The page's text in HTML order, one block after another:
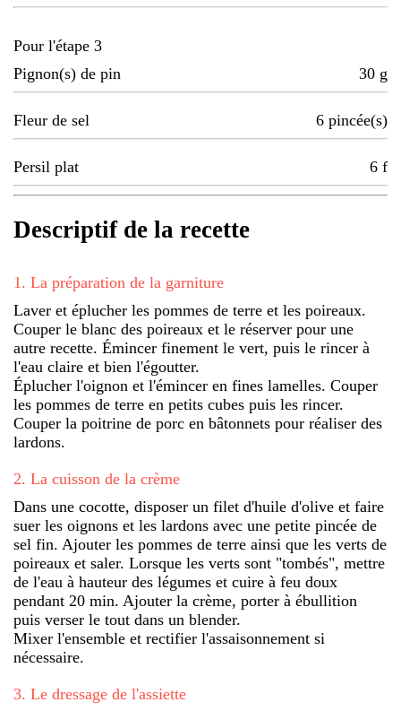
Pour l'étape 3
Pignon(s) de pin
30 g
Fleur de sel 6 pincée(s)
Persil plat 6 f
Descriptif de la recette
1 . La préparation de la garniture
Laver et éplucher les pommes de terre et les poireaux.
Couper le blanc des poireaux et le réserver pour une
autre recette. Émincer finement le vert, puis le rincer à
l'eau claire et bien l'égoutter.
Éplucher l'oignon et l'émincer en fines lamelles. Couper
les pommes de terre en petits cubes puis les rincer.
Couper la poitrine de porc en bâtonnets pour réaliser des
lardons.
2. La cuisson de la crème
Dans une cocotte, disposer un filet d'huile d'olive et faire
suer les oignons et les lardons avec une petite pincée de
sel fin. Ajouter les pommes de terre ainsi que les verts de
poireaux et saler. Lorsque les verts sont "tombés", mettre
de l'eau à hauteur des légumes et cuire à feu doux
pendant 20 min. Ajouter la crème, porter à ébullition
puis verser le tout dans un blender.
Mixer l'ensemble et rectifier l'assaisonnement si
nécessaire.
3. Le dressage de l'assiette